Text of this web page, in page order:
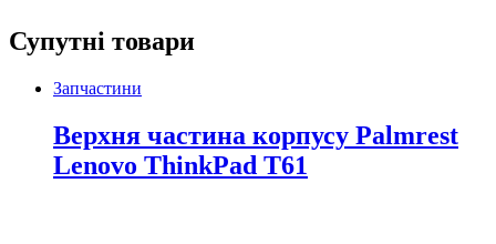
Супутні товари
Запчастини
Верхня частина корпусу Palmrest
Lenovo ThinkPad T61